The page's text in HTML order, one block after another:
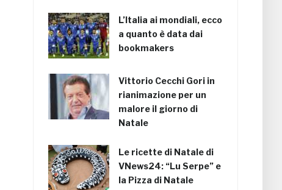
L’Italia ai mondiali, ecco
a quanto è data dai
bookmakers
Vittorio Cecchi Gori in
rianimazione per un
malore il giorno di
Natale
Le ricette di Natale di
VNews24: “Lu Serpe” e
la Pizza di Natale